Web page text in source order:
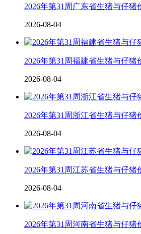
2026年第31周广东省生猪与仔猪
2026-08-04
2026年第31周福建省生猪与仔猪
2026-08-04
2026年第31周浙江省生猪与仔猪
2026-08-04
2026年第31周江苏省生猪与仔猪
2026-08-04
2026年第31周河南省生猪与仔猪